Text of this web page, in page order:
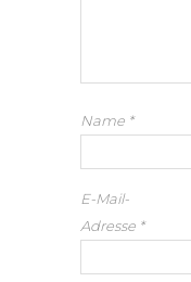
Name *
E-Mail-
Adresse *